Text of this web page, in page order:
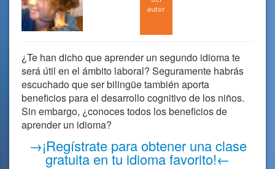
autor
¿Te han dicho que aprender un segundo idioma te
será útil en el ámbito laboral? Seguramente habrás
escuchado que ser bilingüe también aporta
beneficios para el desarrollo cognitivo de los niños.
Sin embargo, ¿conoces todos los beneficios de
aprender un idioma?
→¡Regístrate para obtener una clase
gratuita en tu idioma favorito!←